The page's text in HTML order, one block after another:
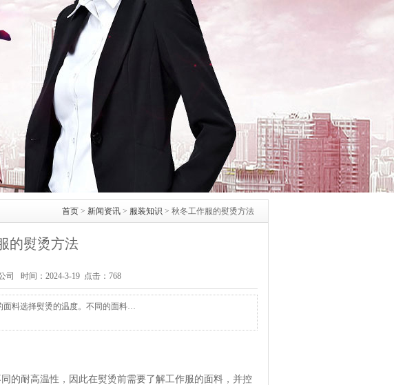
首页 > 新闻资讯 > 服装知识 > 秋冬工作服的熨烫方法
的熨烫方法
司 时间：2024-3-19 点击： 768
面料选择熨烫的温度。不同的面料…
的耐高温性，因此在熨烫前需要了解工作服的面料，并控